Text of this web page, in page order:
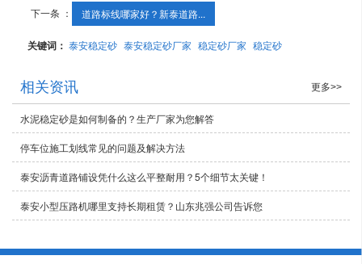
下一条 ： 道路标线哪家好？新泰道路...
关键词：泰安稳定砂 泰安稳定砂厂家 稳定砂厂家 稳定砂
相关资讯 更多>>
水泥稳定砂是如何制备的？生产厂家为您解答
停车位施工划线常见的问题及解决方法
泰安沥青道路铺设凭什么这么平整耐用？5个细节太关键！
泰安小型压路机哪里支持长期租赁？山东兆强公司告诉您